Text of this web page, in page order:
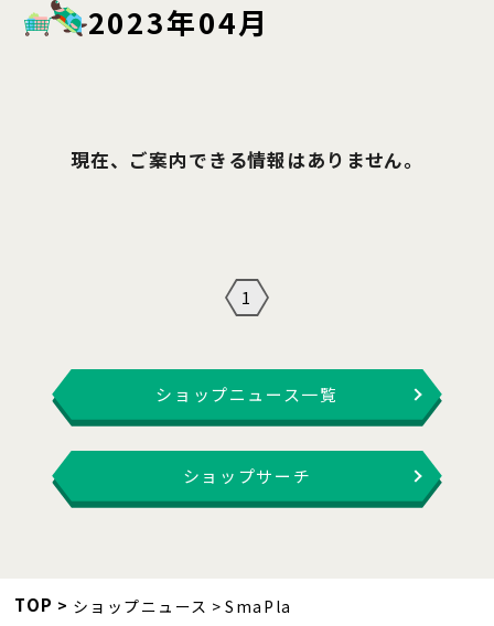
2023年04月
現在、ご案内できる情報はありません。
1
ショップニュース一覧
ショップサーチ
TOP ショップニュース SmaPla